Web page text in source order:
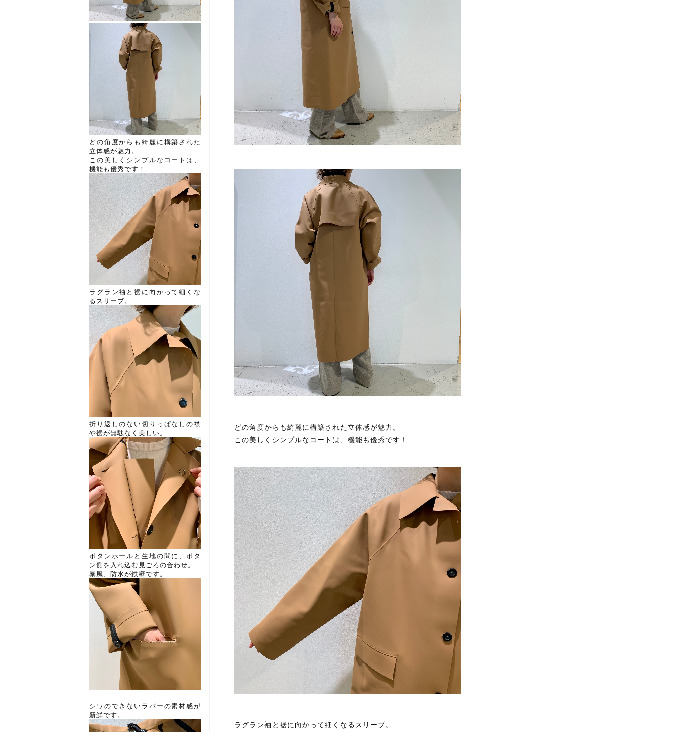
どの角度からも綺麗に構築された立体感が魅力。
この美しくシンプルなコートは、機能も優秀です！
ラグラン袖と裾に向かって細くなるスリーブ。
どの角度からも綺麗に構築された
立体感が魅力。
この美しくシンプルなコートは、
機能も優秀です！
ラグラン袖と裾に向かって細くな
るスリーブ。
折り返しのない切りっぱなしの襟
や裾が無駄なく美しい。
ボタンホールと生地の間に、ボタ
ン側を入れ込む見ごろの合わせ。
暴風、防水が鉄壁です。
シワのできないラバーの素材感が
新鮮です。